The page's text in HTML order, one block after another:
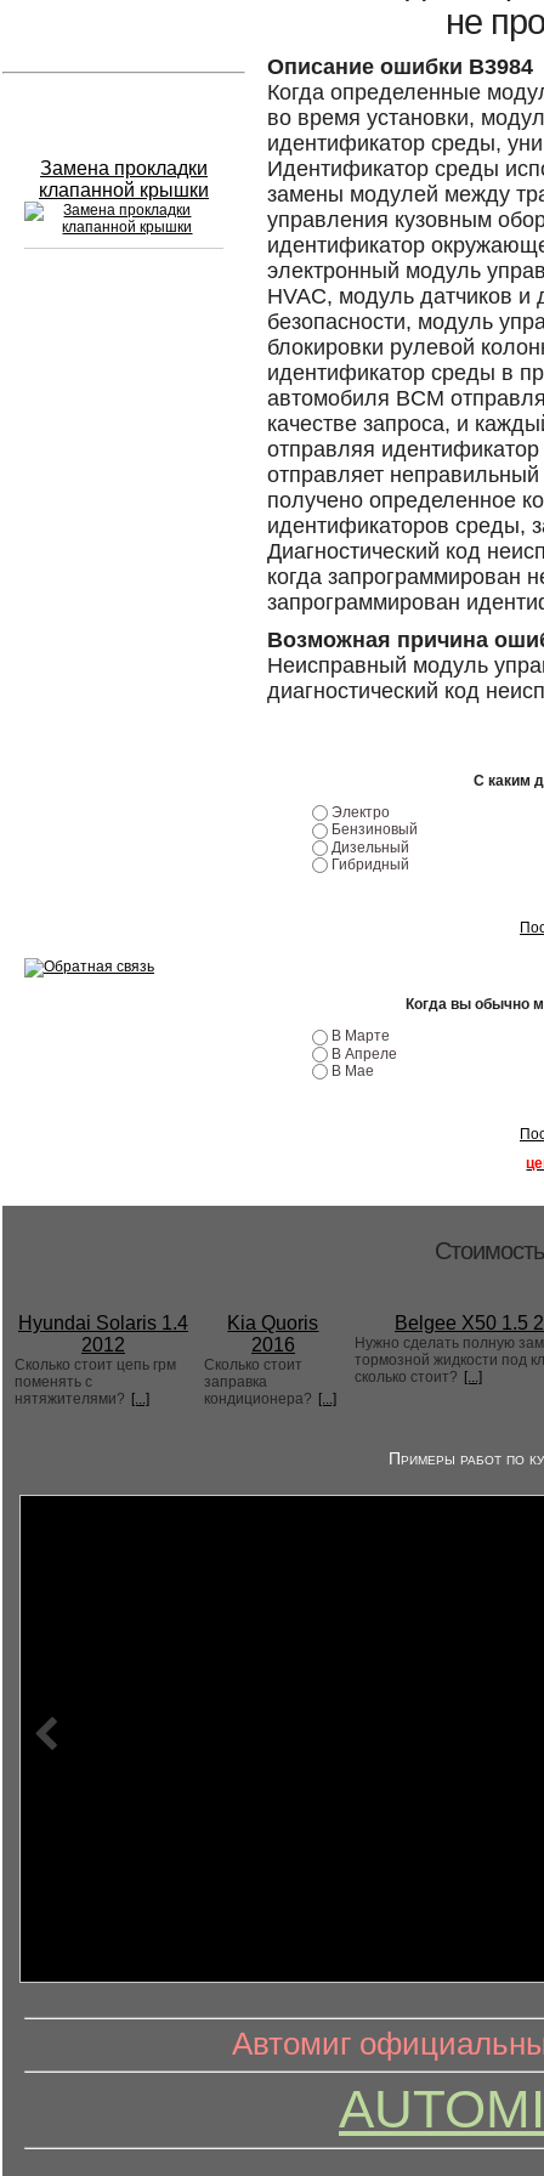
Замена прокладки
клапанной крышки
не
Описание ошибки B3984
Когда определенные
во время установки,
идентификатор среды,
Идентификатор среды
замены модулей между
управления кузовным
идентификатор
электронный модуль
HVAC, модуль датчиков и
безопасности, модуль
блокировки рулевой
идентификатор среды в
автомобиля BCM
качестве запроса, и
отправляя
отправляет
получено определенное
идентификаторов среды,
Диагностический код
когда запрограммирован
запрограммирован
Возможная причина
Неисправный модуль
диагностический код
С каким
Электро
Бензиновый
Дизельный
Гибридный
Когда вы обычно
В Марте
В Апреле
В Мае
Hyundai Solaris 1.4
2012
Сколько стоит цепь грм
поменять с
нятяжителями? [...]
Kia Quoris
2016
Сколько стоит
заправка
кондиционера? [...]
Belgee X50 1.5
Нужно сделать полную
тормозной жидкости под
сколько стоит? [...]
Примеры работ по
информационный контент
Автомиг